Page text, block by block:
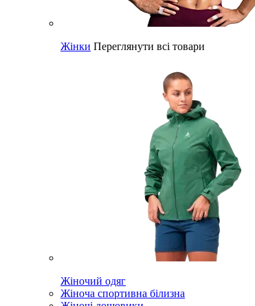
Жінки Переглянути всі товари
Жіночий одяг
Жіноча спортивна білизна